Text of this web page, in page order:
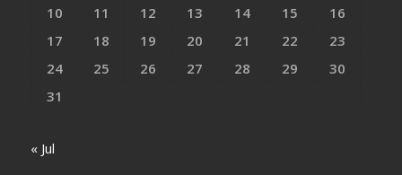
10
11 12 13 14 15
16
17
18 19 20 21 22
23
24
25 26 27 28 29
30
31
« Jul